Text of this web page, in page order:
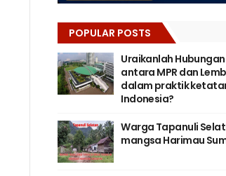
POPULAR POSTS
Uraikanlah
antara MPR dan
dalam praktik
Indonesia?
Warga Tapanuli
mangsa Harimau